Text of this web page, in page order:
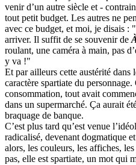
venir d’un autre siècle et -
tout petit budget. Les autres ne
avec ce budget, et moi, je disais :
arriver. Il suffit de se souvenir de
roulant, une caméra à main, pas
y va !"
Et par ailleurs cette austérité dans
caractère spartiate du
consommation, tout avait
dans un supermarché. Ça aurait
braquage de banque.
C’est plus tard qu’est venue
radicalisé, devenant dogmatique
alors, les couleurs, les affiches,
pas, elle est spartiate, un mot qui